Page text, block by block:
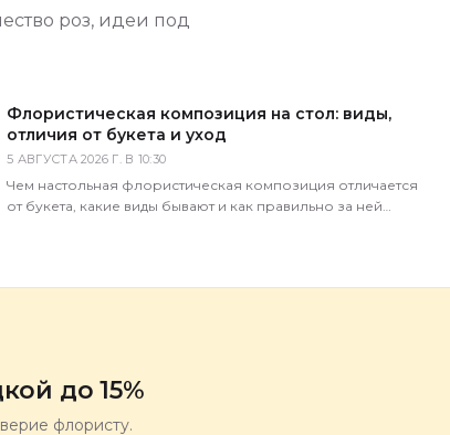
роз, идеи под
Флористическая композиция на стол: виды,
отличия от букета и уход
5 АВГУСТА 2026 Г. В 10:30
Чем настольная флористическая композиция отличается
от букета, какие виды бывают и как правильно за ней
до 15%
флористу.